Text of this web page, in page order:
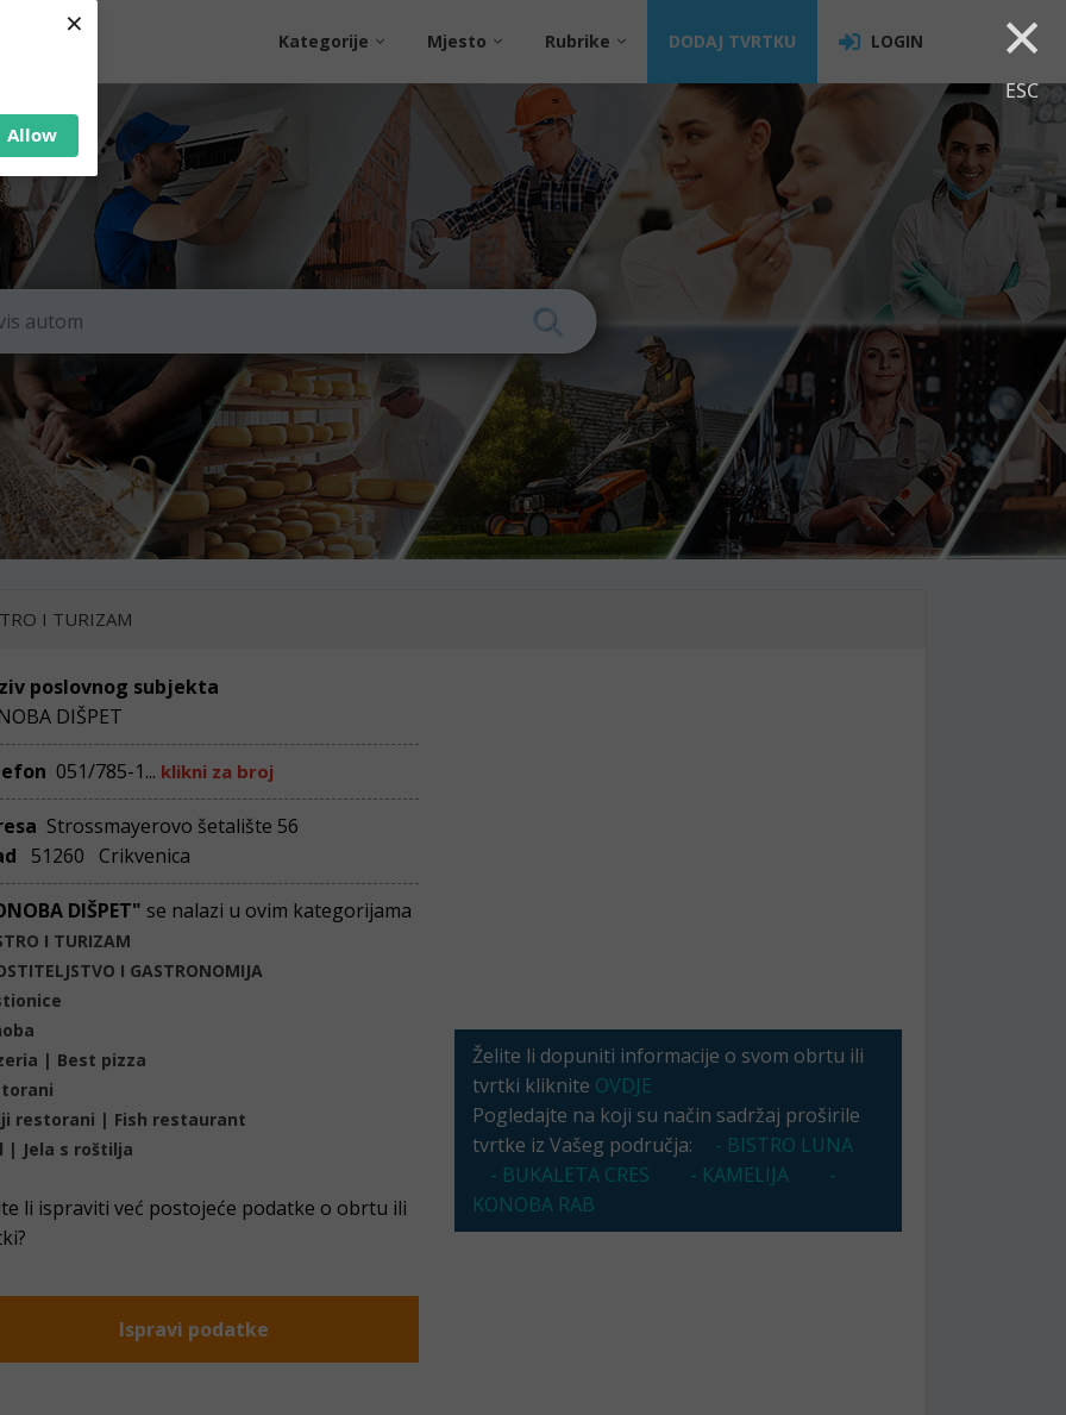
Allow
× ×
ESC
Kategorije Mjesto Rubrike DODAJ TVRTKU LOGIN
I TURIZAM
poslovnog subjekta
DIŠPET
051/785-1... klikni za broj
Strossmayerovo šetalište 56
51260 Crikvenica
DIŠPET" se nalazi u ovim kategorijama
I TURIZAM
I GASTRONOMIJA
| Best pizza
restorani | Fish restaurant
| Jela s roštilja
li ispraviti već postojeće podatke o obrtu ili
Ispravi podatke
Želite li dopuniti informacije o svom obrtu ili
tvrtki kliknite OVDJE
Pogledajte na koji su način sadržaj proširile
tvrtke iz Vašeg područja:
- BISTRO LUNA
- BUKALETA CRES
- KAMELIJA
-
KONOBA RAB